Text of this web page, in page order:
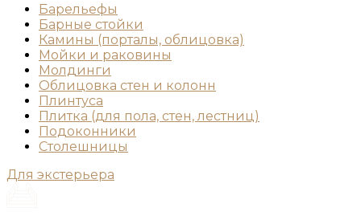
Барельефы
Барные стойки
Камины (порталы, облицовка)
Мойки и раковины
Молдинги
Облицовка стен и колонн
Плинтуса
Плитка (для пола, стен, лестниц)
Подоконники
Столешницы
Для экстерьера